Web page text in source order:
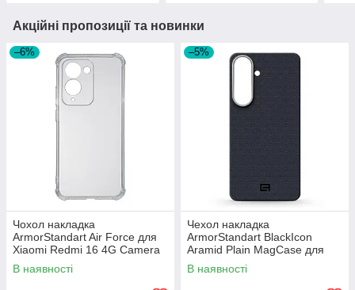
Акційні пропозиції та новинки
–6%
Чохол накладка
ArmorStandart Air Force для
Xiaomi Redmi 16 4G Camera
cover Clear (ARM90951)
В наявності
–5%
Чехол накладка
ArmorStandart BlackIcon
Aramid Plain MagCase для
Samsung S26 Plus Black
(ARM90165)
В наявності